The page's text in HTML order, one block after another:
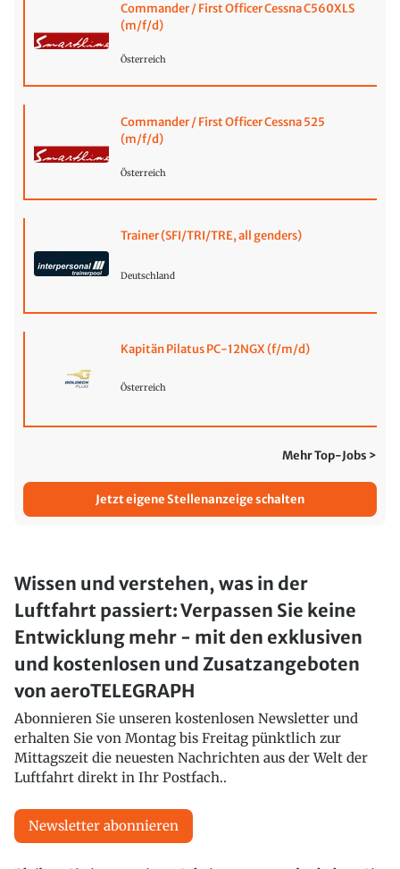
Commander / First Officer Cessna C560XLS
(m/f/d)
Österreich
Commander / First Officer Cessna 525
(m/f/d)
Österreich
Trainer (SFI/TRI/TRE, all genders)
Deutschland
Kapitän Pilatus PC-12NGX (f/m/d)
Österreich
Mehr Top-Jobs >
Jetzt eigene Stellenanzeige schalten
Wissen und verstehen, was in der
Luftfahrt passiert: Verpassen Sie keine
Entwicklung mehr - mit den exklusiven
und kostenlosen und Zusatzangeboten
von aeroTELEGRAPH
Abonnieren Sie unseren kostenlosen Newsletter und
erhalten Sie von Montag bis Freitag pünktlich zur
Mittagszeit die neuesten Nachrichten aus der Welt der
Luftfahrt direkt in Ihr Postfach..
Newsletter abonnieren